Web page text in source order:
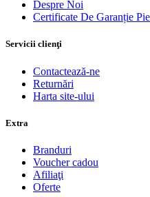
Despre Noi
Certificate De Garanție
Servicii clienţi
Contactează-ne
Returnări
Harta site-ului
Extra
Branduri
Voucher cadou
Afiliaţi
Oferte